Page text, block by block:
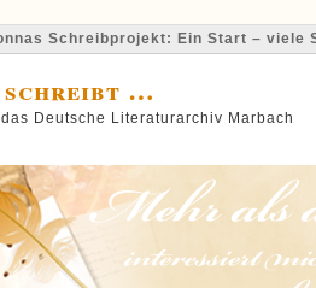
Schreibprojekt: Ein Start – viele
schreibt …
Deutsche Literaturarchiv Marbach